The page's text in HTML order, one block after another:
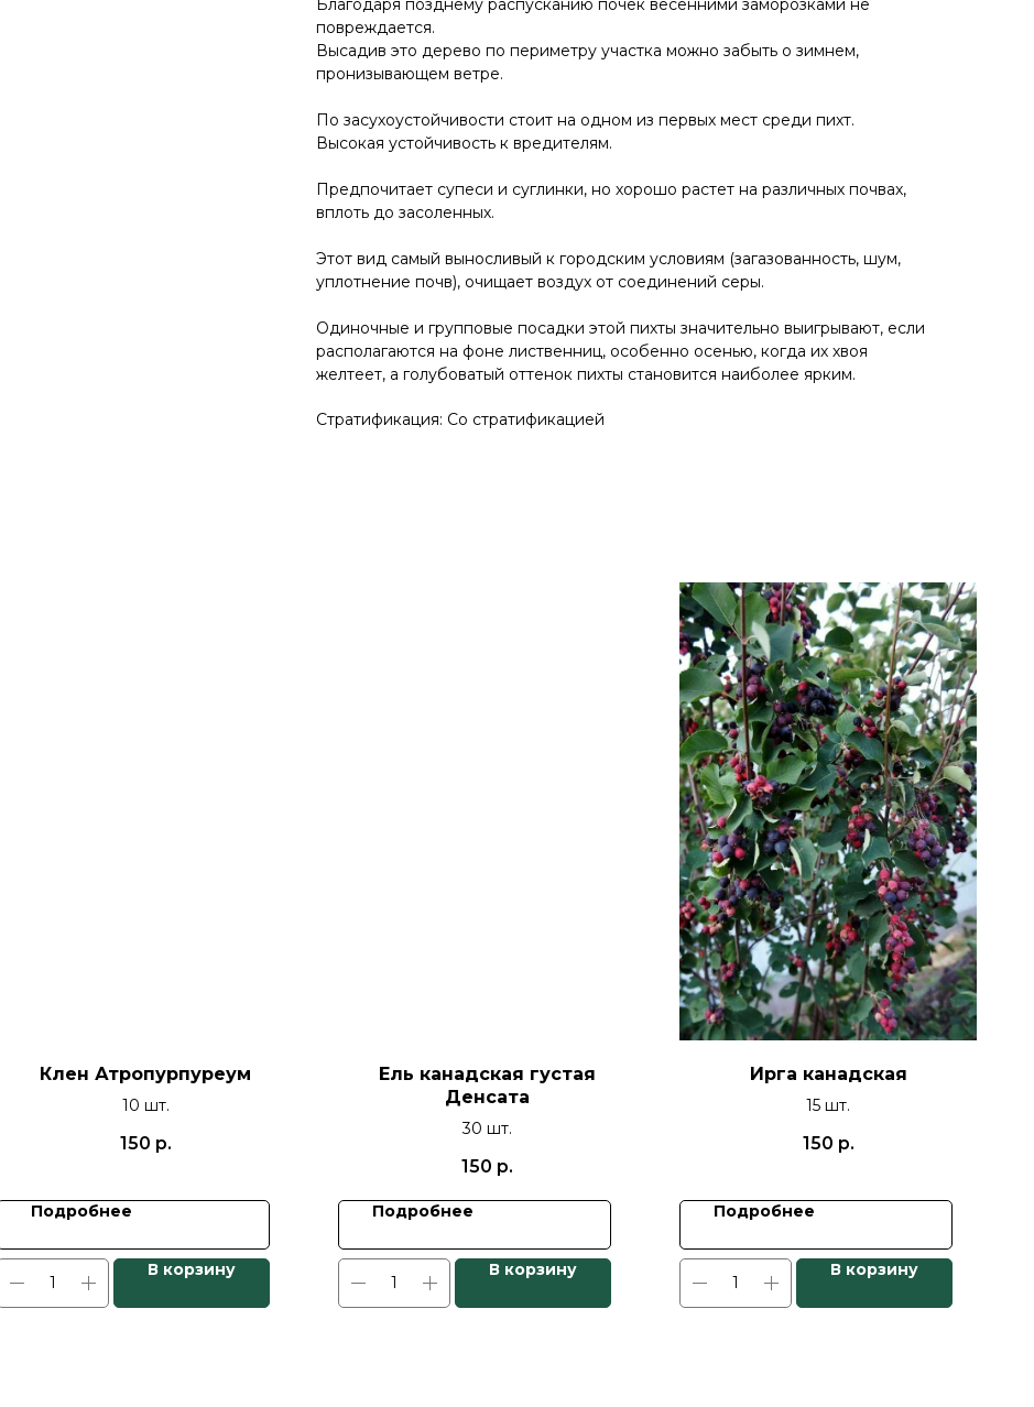
Благодаря позднему распусканию почек весенними заморозками не
повреждается.
Высадив это дерево по периметру участка можно забыть о зимнем,
пронизывающем ветре.
По засухоустойчивости стоит на одном из первых мест среди пихт.
Высокая устойчивость к вредителям.
Предпочитает супеси и суглинки, но хорошо растет на различных почвах,
вплоть до засоленных.
Этот вид самый выносливый к городским условиям (загазованность, шум,
уплотнение почв), очищает воздух от соединений серы.
Одиночные и групповые посадки этой пихты значительно выигрывают, если
располагаются на фоне лиственниц, особенно осенью, когда их хвоя
желтеет, а голубоватый оттенок пихты становится наиболее ярким.
Стратификация: Со стратификацией
Клен Атропурпуреум
10 шт.
150 р.
Подробнее
В корзину
Ель канадская густая
Денсата
30 шт.
150 р.
Подробнее
В корзину
Ирга канадская
15 шт.
150 р.
Подробнее
В корзину